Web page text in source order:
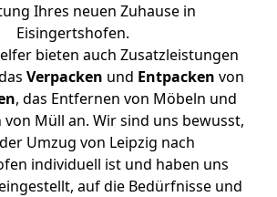
Ihres neuen Zuhause in
Eisingertshofen.
bieten auch Zusatzleistungen
Verpacken und Entpacken von
, das Entfernen von Möbeln und
Müll an. Wir sind uns bewusst,
Umzug von Leipzig nach
individuell ist und haben uns
auf die Bedürfnisse und